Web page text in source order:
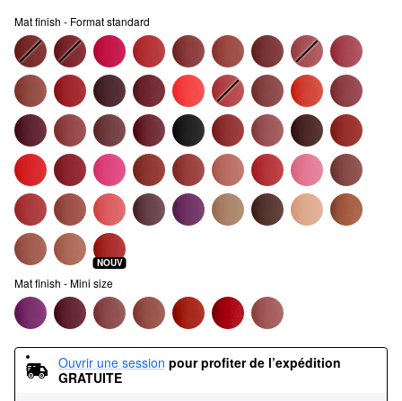
Mat finish - Format standard
NOUV
Mat finish - Mini size
Ouvrir une session pour profiter de l’expédition
GRATUITE